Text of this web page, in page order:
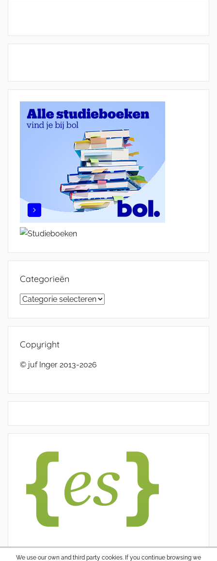
Categorieën
Categorieën
Copyright
© juf Inger 2013-2026
We use our own and third party cookies. If you continue browsing we